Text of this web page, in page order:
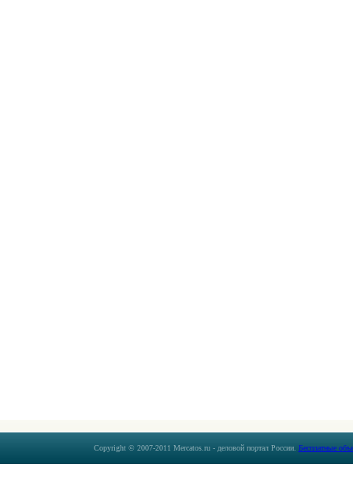
Copyright © 2007-2011 Mercatos.ru - деловой портал России. Бесплатные